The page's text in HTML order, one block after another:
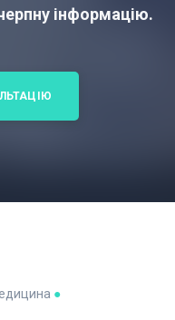
інформацію.
●